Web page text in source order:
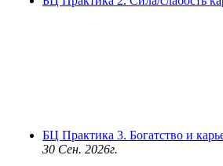
БЦ Практика 3. Богатство и
30 Сен. 2026г.